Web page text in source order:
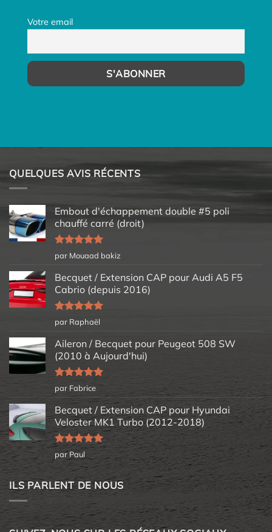
Votre email
QUELQUES AVIS RÉCENTS
Embout d'échappement double #5 poli
chauffé carré (droit)
Note5sur
5
par Mouaad bakiz
Becquet / Extension CAP pour Audi A5 F5
Cabrio (depuis 2016)
Note5sur
5
par Raphaël
Aileron / Becquet pour Peugeot 508 SW
(2010 à Aujourd'hui)
Note5sur
5
par Fabrice
Becquet / Extension CAP pour Hyundai
Veloster MK1 Turbo (2012-2018)
Note5sur
5
par Paul
ILS PARLENT DE NOUS